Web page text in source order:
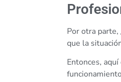
Por otra
que la
Entonces,